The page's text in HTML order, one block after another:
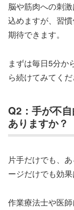
脳や筋肉への刺
込めますが、習
期待できます。
まずは毎日5分か
ら続けてみてくだ
Q2：手が不
ありますか？
片手だけでも、
ージだけでも効果
作業療法士や医